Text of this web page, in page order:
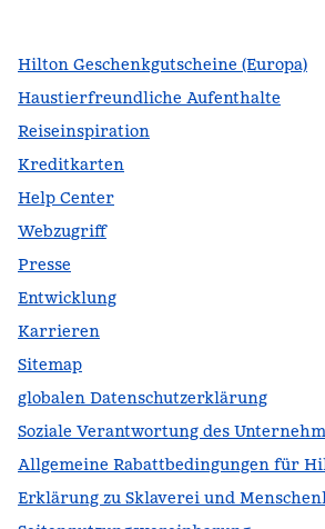
Hilton Geschenkgutscheine (Europa)
Haustierfreundliche Aufenthalte
Reiseinspiration
Kreditkarten
Help Center
Webzugriff
Presse
Entwicklung
Karrieren
Sitemap
globalen Datenschutzerklärung
Soziale Verantwortung des
Allgemeine Rabattbedingungen für
Erklärung zu Sklaverei und